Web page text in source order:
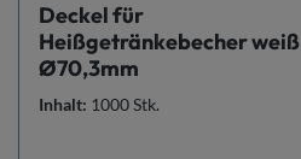
Deckel für
Heißgetränkebecher weiß
Ø70,3mm
Inhalt: 1000 Stk.